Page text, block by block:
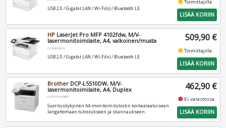
USB 2.0 / Gigabit LAN / Wi-Fi(n) / Bluetooth LE
fiber_manual_recordToimittajilla
LISÄÄ KORIIN
HP LaserJet Pro MFP 4102fdw, M/V-
lasermonitoimilaite, A4, valkoinen/musta
2Z624F#B19
USB 2.0 / Gigabit LAN / Wi-Fi(n) / Bluetooth LE
509,90 €
fiber_manual_recordToimittajilla
LISÄÄ KORIIN
Brother DCP-L5510DW, M/V-
lasermonitoimilaite, A4, Duplex
DCPL5510DWRE1
Suorituskykyinen A4-monitoimitulostin korkealaatuiseen
langattomaan tulostukseen ja skannaukseen.
462,90 €
fiber_manual_record Ei varastossa
LISÄÄ KORIIN